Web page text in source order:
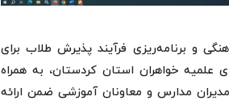
و برنامه‌ریزی فرآیند پذیرش طلاب برای
حوزه‌های علمیه خواهران استان کردستان، به همراه
مدارس و معاونان آموزشی ضمن ارائه